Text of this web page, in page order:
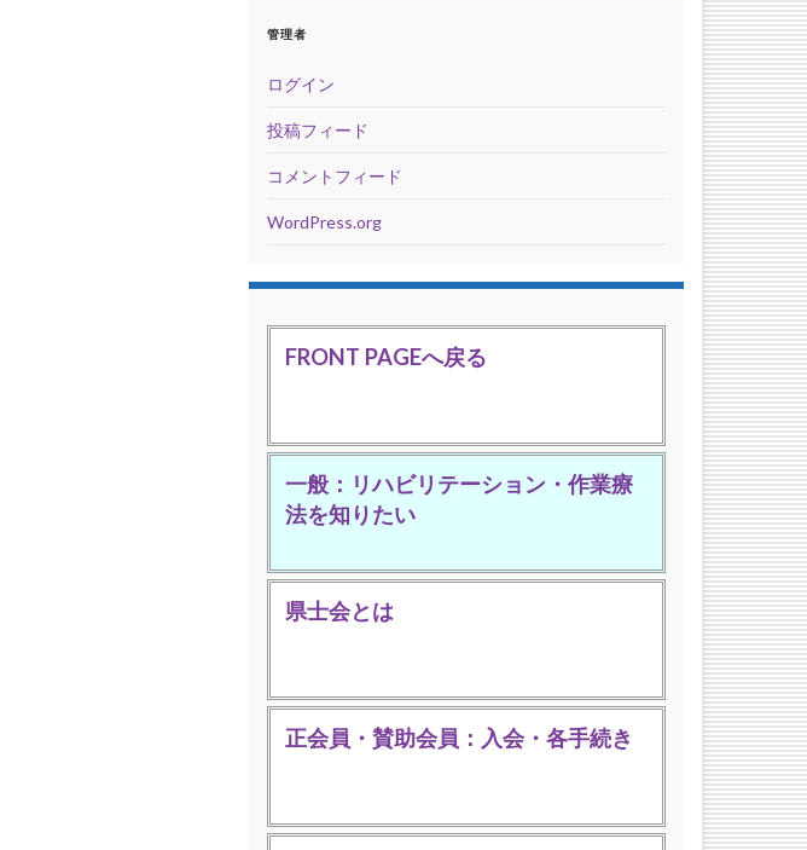
管理者
ログイン
投稿フィード
コメントフィード
WordPress.org
FRONT PAGEへ戻る
一般：リハビリテーション・作業療
法を知りたい
県士会とは
正会員・賛助会員：入会・各手続き